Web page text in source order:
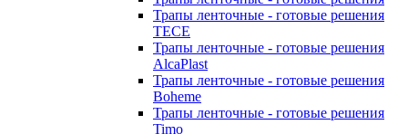
Трапы ленточные - готовые решения
TECE
Трапы ленточные - готовые решения
AlcaPlast
Трапы ленточные - готовые решения
Boheme
Трапы ленточные - готовые решения
Timo